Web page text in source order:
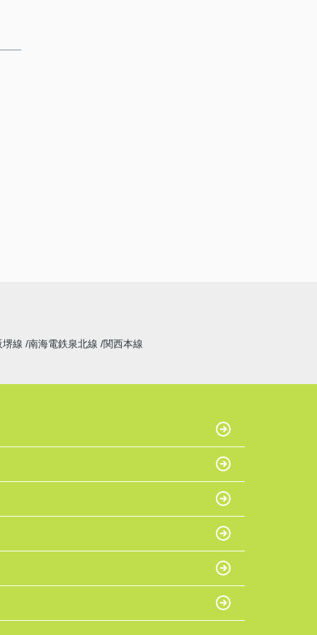
堺線 南海電鉄泉北線 関西本線